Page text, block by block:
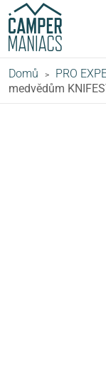
Domů > PRO
medvědům